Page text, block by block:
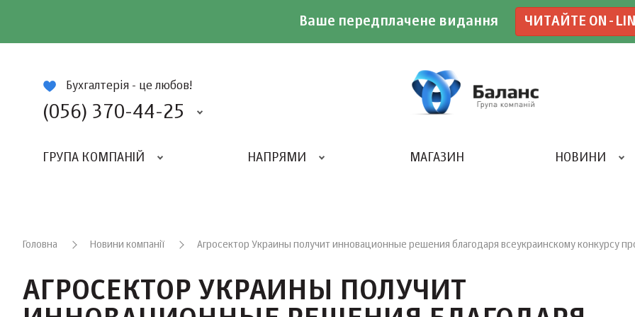
Ваше передплачене видання ЧИТАЙТЕ ON-
Бухгалтерія - це любов!
(056) 370-44-25
ГРУПА КОМПАНІЙ НАПРЯМИ МАГАЗИН НОВИНИ
Головна Новини компанії Агросектор Украины получит инновационные решения благодаря всеукраинскому конкурсу
АГРОСЕКТОР УКРАИНЫ ПОЛУЧИТ